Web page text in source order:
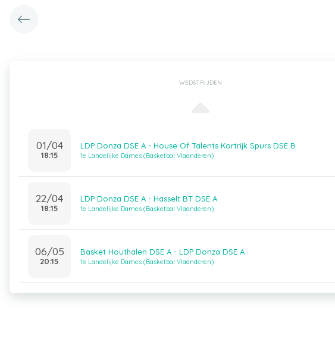
WEDSTRIJDEN
01/04
18:15
LDP Donza DSE A - House Of Talents Kortrijk Spurs DSE B
1e Landelijke Dames (Basketbal Vlaanderen)
22/04
18:15
LDP Donza DSE A - Hasselt BT DSE A
1e Landelijke Dames (Basketbal Vlaanderen)
06/05
20:15
Basket Houthalen DSE A - LDP Donza DSE A
1e Landelijke Dames (Basketbal Vlaanderen)